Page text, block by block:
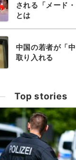
される「メード
とは
中国の若者が「
取り入れる
Top stories